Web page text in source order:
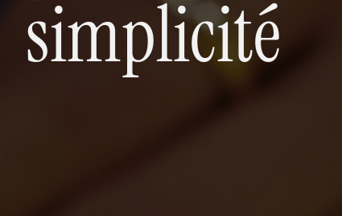
simplicité